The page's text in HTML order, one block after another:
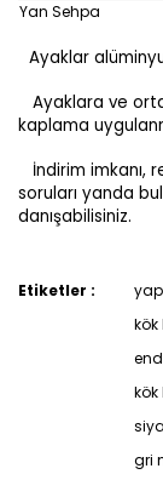
Yan Sehpa
Ayaklar
Ayaklara ve
kaplama
İndirim imkanı,
soruları yanda
danışabilisiniz.
Etiketler :
gri